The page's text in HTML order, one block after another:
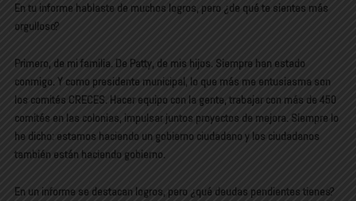
En tu informe hablaste de muchos logros, pero ¿de qué te sientes más
orgulloso?
Primero, de mi familia. De Patty, de mis hijos. Siempre han estado
conmigo. Y como presidente municipal, lo que más me entusiasma son
los comités CRECES. Hacer equipo con la gente, trabajar con más de 450
comités en las colonias, impulsar juntos proyectos de mejora. Siempre lo
he dicho: estamos haciendo un gobierno ciudadano y los ciudadanos
también están haciendo gobierno.
En un informe se destacan logros, pero ¿qué deudas pendientes tienes?